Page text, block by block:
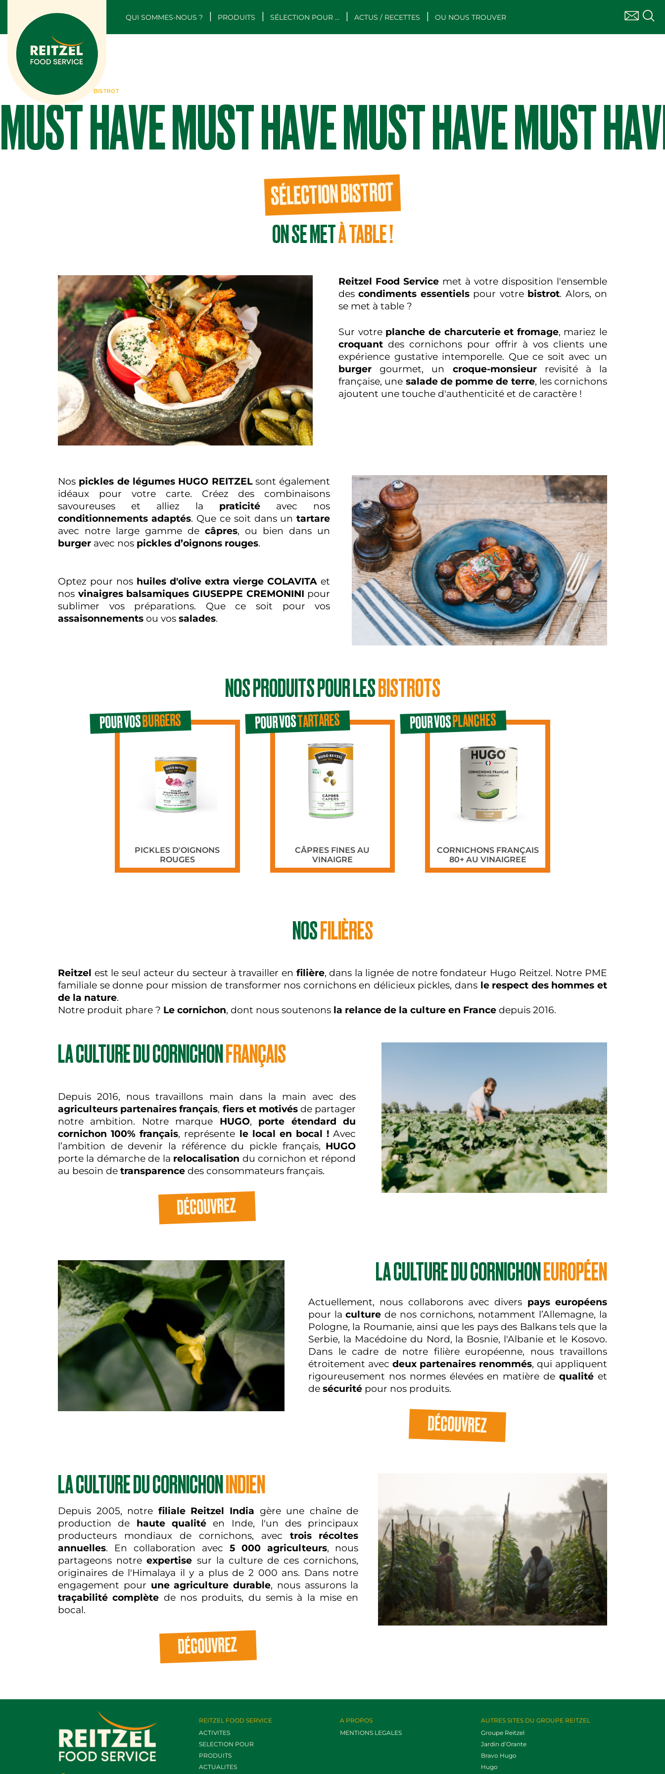
QUI SOMMES-NOUS ? PRODUITS SÉLECTION POUR … ACTUS / RECETTES OU NOUS TROUVER
ACCUEIL BISTROT
MUST HAVE MUST HAVE MUST HAVE MUST
SÉLECTION BISTROT
ON SE METÀ TABLE !
Reitzel Food Service met à votre disposition l'ensemble
descondiments essentielspour votre bistrot. Alors, on
se met à table ?
Sur votre planche de charcuterie et fromage, mariez le
croquant des cornichons pour offrir à vos clients une
expérience gustative intemporelle. Que ce soit avec un
burger gourmet, un croque-monsieurrevisité à la
française, une salade de pomme de terre, les cornichons
ajoutent une touche d'authenticité et de caractère !
Nos pickles de légumes HUGO REITZELsont également
idéaux pour votre carte. Créez des combinaisons
savoureuses et alliez la praticité avec nos
conditionnements adaptés. Que ce soit dans untartare
avec notre large gamme decâpres, ou bien dans un
burger avec nos pickles d’oignons rouges.
Optez pour nos huiles d'olive extra vierge COLAVITA et
nos vinaigres balsamiques GIUSEPPE CREMONINI pour
sublimer vos préparations. Que ce soit pour vos
assaisonnements ou vos salades.
NOS PRODUITS POUR LES BISTROTS
POUR VOSBURGERS
PICKLES D'OIGNONS
ROUGES
POUR VOSTARTARES
CÂPRES FINES AU
VINAIGRE
POUR VOSPLANCHES
CORNICHONS FRANÇAIS
80+ AU VINAIGREE
NOS FILIÈRES
Reitzel est le seul acteur du secteur à travailler en filière, dans la lignée de notre fondateur Hugo Reitzel. Notre PME
familiale se donne pour mission de transformer nos cornichons en délicieux pickles, dans le respect des hommes et
de la nature.
Notre produit phare ? Le cornichon, dont nous soutenons la relance de la culture en France depuis 2016.
LA CULTURE DU CORNICHON FRANÇAIS
Depuis 2016, nous travaillons main dans la main avec des
agriculteurs partenaires français, fiers et motivésde partager
notre ambition. Notre marque HUGO, porte étendard du
cornichon 100% français, représente le local en bocal ! Avec
l’ambition de devenir la référence du pickle français, HUGO
porte la démarche de la relocalisation du cornichon et répond
au besoin de transparence des consommateurs français.
DÉCOUVREZ
LA CULTURE DU CORNICHON EUROPÉEN
Actuellement, nous collaborons avec divers pays européens
pour laculture de nos cornichons, notamment l’Allemagne, la
Pologne, la Roumanie, ainsi que les pays des Balkans tels que la
Serbie, la Macédoine du Nord, la Bosnie, l'Albanie et le Kosovo.
Dans le cadre de notre filière européenne, nous travaillons
étroitement avec deux partenaires renommés, qui appliquent
rigoureusement nos normes élevées en matière dequalité et
de sécuritépour nos produits.
DÉCOUVREZ
LA CULTURE DU CORNICHON INDIEN
Depuis 2005, notre filiale Reitzel India gère une chaîne de
production de haute qualitéen Inde, l'un des principaux
producteurs mondiaux de cornichons, avec trois récoltes
annuelles. En collaboration avec 5 000 agriculteurs, nous
partageons notreexpertise sur la culture de ces cornichons,
originaires de l'Himalaya il y a plus de 2 000 ans. Dans notre
engagement pour une agriculture durable, nous assurons la
traçabilité complète de nos produits, du semis à la mise en
bocal.
DÉCOUVREZ
REITZEL FOOD SERVICE
ACTIVITES
SELECTION POUR
PRODUITS
ACTUALITES
A PROPOS
MENTIONS LEGALES
AUTRES SITES DU GROUPE REITZEL
Groupe Reitzel
Jardin d’Orante
Bravo Hugo
Hugo